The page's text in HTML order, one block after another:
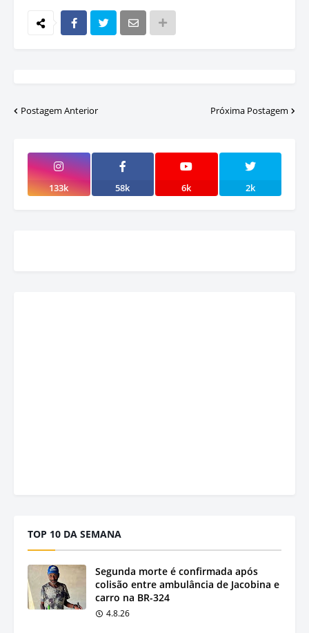
Postagem Anterior Próxima Postagem
133k 58k 6k 2k
TOP 10 DA SEMANA
Segunda morte é confirmada após
colisão entre ambulância de Jacobina e
carro na BR-324
4.8.26